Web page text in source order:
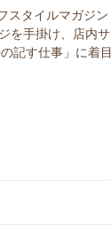
スタイルマガジン
を手掛け、店内サ
記す仕事」に着目